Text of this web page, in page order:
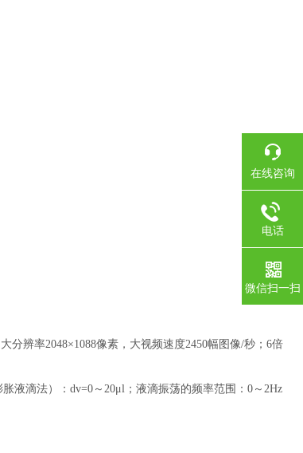
辨率2048×1088像素，大视频速度2450幅图像/秒；6倍
液滴法）：dv=0～20μl；液滴振荡的频率范围：0～2Hz
在线咨询
电话
微信扫一扫